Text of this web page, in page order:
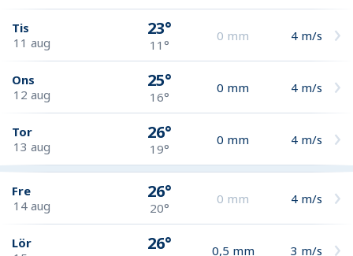
Tis
11 aug
23°
11°
0 mm 4 m/s
Ons
12 aug
25°
16°
0 mm 4 m/s
Tor
13 aug
26°
19°
0 mm 4 m/s
Fre
14 aug
26°
20°
0 mm 4 m/s
Lör
26° 0,5 mm 3 m/s